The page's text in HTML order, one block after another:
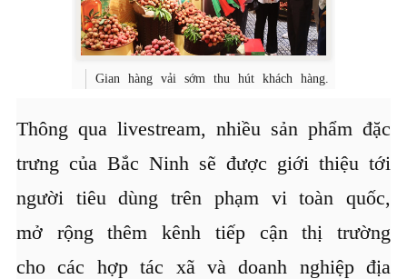
Gian hàng vải sớm thu hút khách hàng.
Thông qua livestream, nhiều sản phẩm đặc
trưng của Bắc Ninh sẽ được giới thiệu tới
người tiêu dùng trên phạm vi toàn quốc,
mở rộng thêm kênh tiếp cận thị trường
cho các hợp tác xã và doanh nghiệp địa